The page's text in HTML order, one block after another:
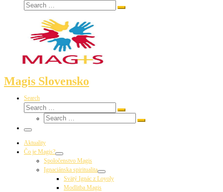
Search
Search
Magis Slovensko
Search
Search
Search
Search
Search
Menu
Aktuality
Čo je Magis?
Spoločenstvo Magis
Ignaciánska spiritualita
Svätý Ignác z Loyoly
Modlitba Magis